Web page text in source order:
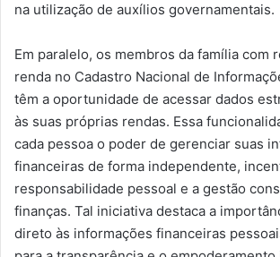
na utilização de auxílios governamentais.
Em paralelo, os membros da família com
renda no Cadastro Nacional de
têm a oportunidade de acessar dados
às suas próprias rendas. Essa
cada pessoa o poder de gerenciar suas
financeiras de forma independente,
responsabilidade pessoal e a gestão
finanças. Tal iniciativa destaca a
direto às informações financeiras